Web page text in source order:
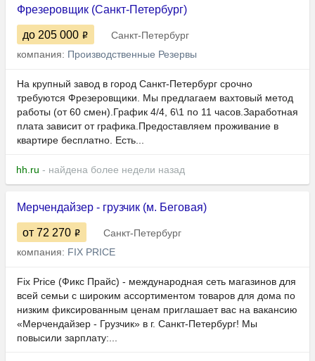
Фрезеровщик (Санкт-Петербург)
до 205 000
Санкт-Петербург
компания: Производственные Резервы
На крупный завод в город Санкт-Петербург срочно
требуются Фрезеровщики. Мы предлагаем вахтовый метод
работы (от 60 смен).График 4/4, 6\1 по 11 часов.Заработная
плата зависит от графика.Предоставляем проживание в
квартире бесплатно. Есть...
hh.ru - найдена более недели назад
Мерчендайзер - грузчик (м. Беговая)
от 72 270
Санкт-Петербург
компания: FIX PRICE
Fix Price (Фикс Прайс) - международная сеть магазинов для
всей семьи с широким ассортиментом товаров для дома по
низким фиксированным ценам приглашает вас на вакансию
«Мерчендайзер - Грузчик» в г. Санкт-Петербург! Мы
повысили зарплату:...